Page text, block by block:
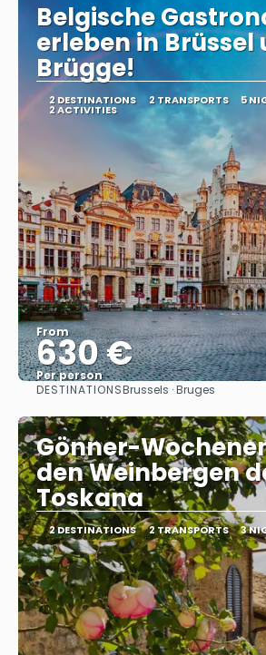
Belgische
erleben in Brüssel
Brügge!
2 DESTINATIONS 2 TRANSPORTS 5
2 ACTIVITIES
From
630 €
Per person
See
DESTINATIONSBrussels · Bruges
Gönner-
den Weinbergen
Toskana
2 DESTINATIONS 2 TRANSPORTS 3